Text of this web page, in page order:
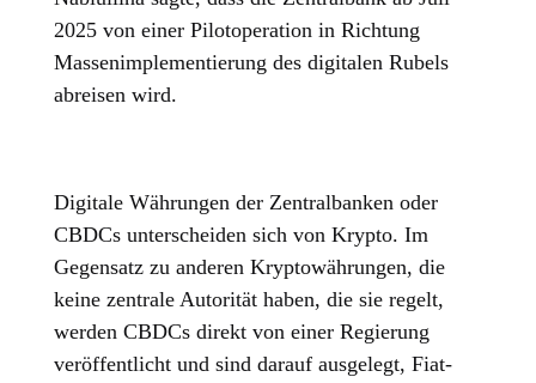
2025 von einer Pilotoperation in Richtung
Massenimplementierung des digitalen Rubels
abreisen wird.
Digitale Währungen der Zentralbanken oder
CBDCs unterscheiden sich von Krypto. Im
Gegensatz zu anderen Kryptowährungen, die
keine zentrale Autorität haben, die sie regelt,
werden CBDCs direkt von einer Regierung
veröffentlicht und sind darauf ausgelegt, Fiat-